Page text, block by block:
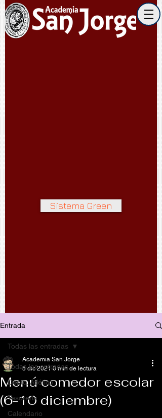
Sistema Green
Entrada
Todas las entradas
Depto. Atlético
Tesorería
Calendario
Todas las entradas
Menú comedor escolar
(6-10 diciembre)
Academia San Jorge
5 dic 2021 0 min de lectura